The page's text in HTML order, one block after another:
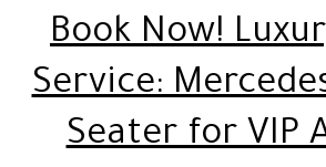
Book Now!
Service:
Seater for VIP